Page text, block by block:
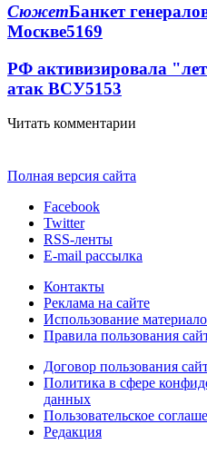
СюжетБанкет
Москве5169
РФ активизировала
атак ВСУ5153
Читать комментарии
Полная версия сайта
Facebook
Twitter
RSS-ленты
E-mail рассылка
Контакты
Реклама на сайте
Использование
Правила пользования
Договор пользования
Политика в сфере
данных
Пользовательское
Редакция